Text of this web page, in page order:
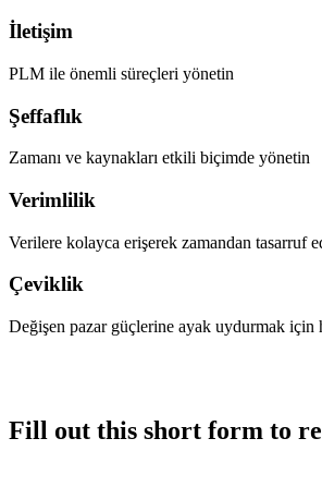
İletişim
PLM ile önemli süreçleri yönetin
Şeffaflık
Zamanı ve kaynakları etkili biçimde yönetin
Verimlilik
Verilere kolayca erişerek zamandan tasarruf
Çeviklik
Değişen pazar güçlerine ayak uydurmak için
Fill out this short form to